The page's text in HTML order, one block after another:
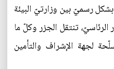
رسميّ بين وزارتيّ البيئة
الرئاسيّ، تنتقل الجزر وكلّ ما
لجهة الإشراف والتأمين